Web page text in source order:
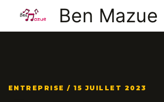
contenu
Ben Mazue
ENTREPRISE / 15 JUILLET 2023